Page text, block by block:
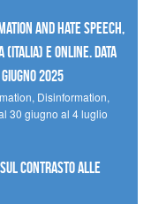
and Hate Speech,
(Italia) e online. Data
2025
Disinformation,
30 giugno al 4 luglio
sul contrasto alle